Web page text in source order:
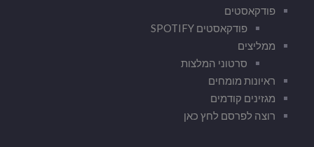
פודקאסטים
פודקאסטים SPOTIFY
ממליצים
סרטוני המלצות
ראיונות מומחים
מגזינים קודמים
רוצה לפרסם לחץ כאן